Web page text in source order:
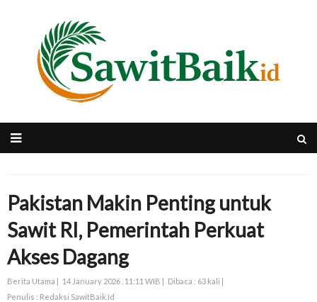
Pakistan Makin Penting untuk
Sawit RI, Pemerintah Perkuat
Akses Dagang
Berita Utama | 14 January 2026 , 11:11 WIB | Dibaca : 63 kali |
Penulis : Redaksi SawitBaik.Id